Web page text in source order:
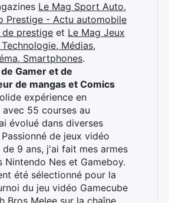
Le Mag Sport Auto,
Prestige - Actu automobile
prestige et Le Mag Jeux
Médias,
Smartphones.
Gamer et de
de mangas et Comics
expérience en
55 courses au
évolué dans diverses
de jeux vidéo
9 ans, j'ai fait mes armes
Nintendo Nes et Gameboy.
été sélectionné pour la
du jeu vidéo Gamecube
Bros Melee sur la chaîne